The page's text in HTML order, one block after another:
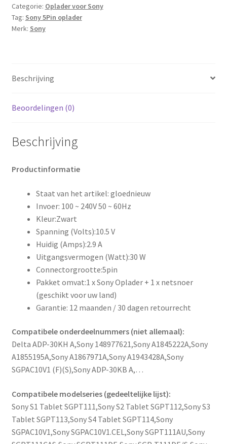
Categorie: Oplader voor Sony
Tag: Sony 5Pin oplader
Merk: Sony
Beschrijving
Beoordelingen (0)
Beschrijving
Productinformatie
Staat van het artikel: gloednieuw
Invoer: 100 ~ 240V 50 ~ 60Hz
Kleur:Zwart
Spanning (Volts):10.5 V
Huidig (Amps):2.9 A
Uitgangsvermogen (Watt):30 W
Connectorgrootte:5pin
Pakket omvat:1 x Sony Oplader + 1 x netsnoer
(geschikt voor uw land)
Garantie: 12 maanden / 30 dagen retourrecht
Compatibele onderdeelnummers (niet allemaal):
Delta ADP-30KH A,Sony 148977621,Sony A1845222A,Sony
A1855195A,Sony A1867971A,Sony A1943428A,Sony
SGPAC10V1 (F)(S),Sony ADP-30KB A,…
Compatibele modelseries (gedeeltelijke lijst):
Sony S1 Tablet SGPT111,Sony S2 Tablet SGPT112,Sony S3
Tablet SGPT113,Sony S4 Tablet SGPT114,Sony
SGPAC10V1,Sony SGPAC10V1.CEL,Sony SGPT111AU,Sony